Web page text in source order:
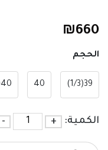
₪660
الحجم
39(1/3)
40
40(2/3)
الكمية: +
-